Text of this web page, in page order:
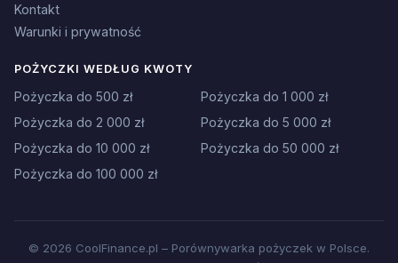
Kontakt
Warunki i prywatność
POŻYCZKI WEDŁUG KWOTY
Pożyczka do 500 zł
Pożyczka do 1 000 zł
Pożyczka do 2 000 zł
Pożyczka do 5 000 zł
Pożyczka do 10 000 zł
Pożyczka do 50 000 zł
Pożyczka do 100 000 zł
© 2026 CoolFinance.pl – Porównywarka pożyczek w Polsce.